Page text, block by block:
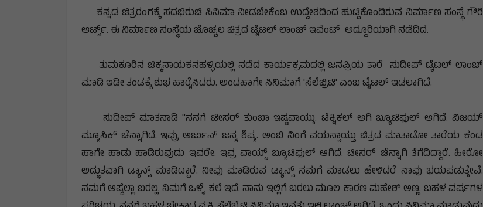
ಕನ್ನಡ ಚಿತ್ರರಂಗಕ್ಕೆ ಸದಭಿರುಚಿ ಸಿನಿಮಾ ನೀಡಬೇಕೆಂಬ ಉದ್ದೇಶದಿಂದ ಹುಟ್ಟಿಕೊಂಡಿರುವ ನಿರ್ಮಾಣ ಸಂಸ್ಥೆ ಗೌರಿ
ಆರ್ಟ್ಸ್. ‌ಈ ನಿರ್ಮಾಣ ಸಂಸ್ಥೆಯ ಚೊಚ್ಚಲ ಚಿತ್ರದ ಟೈಟಲ್ ಲಾಂಚ್ ಇವೆಂಟ್ ಅದ್ದೂರಿಯಾಗಿ ನಡೆದಿದೆ.
ತುಮಕೂರಿನ ಚಿಕ್ಕನಾಯಕನಹಳ್ಳಿಯಲ್ಲಿ ನಡೆದ ಕಾರ್ಯಕ್ರಮದಲ್ಲಿ ಜನಪ್ರಿಯ ತಾರೆ ಸುದೀಪ್ ಟೈಟಲ್ ಲಾಂಚ್
ಮಾಡಿ ಇಡೀ ತಂಡಕ್ಕೆ ಶುಭ ಹಾರೈಸಿದರು. ಅಂದಹಾಗೇ ಸಿನಿಮಾಗೆ 'ಸೆಲೆಬ್ರಿಟಿ' ಎಂಬ ಟೈಟಲ್ ಇಡಲಾಗಿದೆ.
ಸುದೀಪ್ ಮಾತನಾಡಿ "ನನಗೆ ಟೀಸರ್ ತುಂಬಾ ಇಷ್ಟವಾಯ್ತು. ಟೆಕ್ನಿಕಲ್ ಆಗಿ ಬ್ಯೂಟಿಫುಲ್ ಆಗಿದೆ. ವಿಜಯ್
ಮ್ಯೂಸಿಕ್ ಚೆನ್ನಾಗಿದೆ. ಇವ್ರು ಅರ್ಜುನ್ ಜನ್ಯ ಶಿಷ್ಯ. ಅಂಬಿ ನಿಂಗೆ ವಯಸ್ಸಾಯ್ತು ಚಿತ್ರದ ಮಾತಾಡೋ ತಾರೆಯ ಕಂಡ
ಹಾಗೇ ಹಾಡು ಹಾಡಿರುವುದು ಇವರೇ. ಇವ್ರ ವಾಯ್ಸ್ ಬ್ಯೂಟಿಫುಲ್‌ ಆಗಿದೆ. ಟೀಸರ್ ಚೆನ್ನಾಗಿ ತೆಗೆದಿದ್ದಾರೆ. ಹೀರೋ
ಅದ್ಭುತವಾಗಿ ಡ್ಯಾನ್ಸ್ ಮಾಡಿದ್ದಾರೆ. ನೀವು ಮಾಡಿರುವ ಡ್ಯಾನ್ಸ್ ನಮಗೆ ಮಾಡಲು ಹೇಳಿದರೆ ನಾವು ಭಯಪಡುತ್ತೇವೆ.
ನಮಗೆ ಅಷ್ಟೆಲ್ಲಾ ಬರಲ್ಲ. ನಿಮಗೆ ಒಳ್ಳೆ ಕಲೆ ಇದೆ. ನಾನು ಇಲ್ಲಿಗೆ ಬರಲು ಮೂಲ ಕಾರಣ ಮಹೇಶ್ ಅಣ್ಣ. ಬಹಳ ವರ್ಷಗಳ